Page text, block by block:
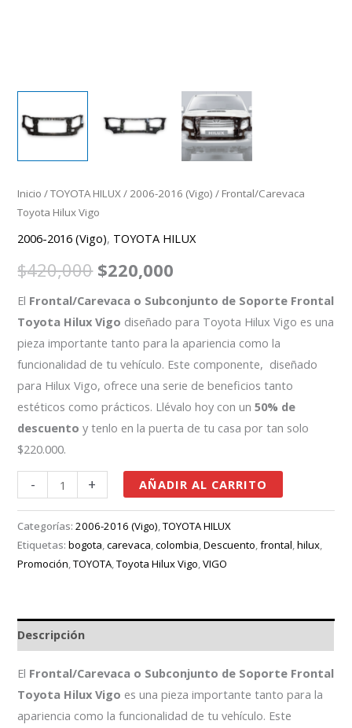
Inicio /TOYOTA HILUX/ 2006-2016 (Vigo) / Frontal/Carevaca
Toyota Hilux Vigo
2006-2016 (Vigo), TOYOTA HILUX
$420,000 $220,000
El Frontal/Carevaca o Subconjunto de Soporte Frontal
Toyota Hilux Vigo diseñado para Toyota Hilux Vigo es una
pieza importante tanto para la apariencia como la
funcionalidad de tu vehículo. Este componente, diseñado
para Hilux Vigo, ofrece una serie de beneficios tanto
estéticos como prácticos. Llévalo hoy con un50% de
descuento y tenlo en la puerta de tu casa por tan solo
$220.000.
- + AÑADIR AL CARRITO
Categorías:2006-2016 (Vigo) ,TOYOTA HILUX
Etiquetas:bogota ,carevaca ,colombia ,Descuento ,frontal ,hilux
Promoción ,TOYOTA ,Toyota Hilux Vigo ,VIGO
Descripción
El Frontal/Carevaca o Subconjunto de Soporte Frontal
Toyota Hilux Vigo es una pieza importante tanto para la
apariencia como la funcionalidad de tu vehículo. Este